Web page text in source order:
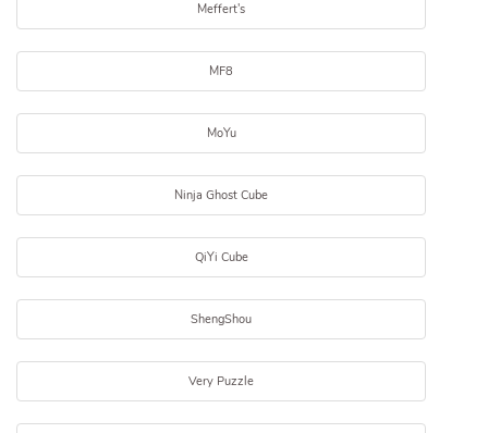
Meffert's
MF8
MoYu
Ninja Ghost Cube
QiYi Cube
ShengShou
Very Puzzle